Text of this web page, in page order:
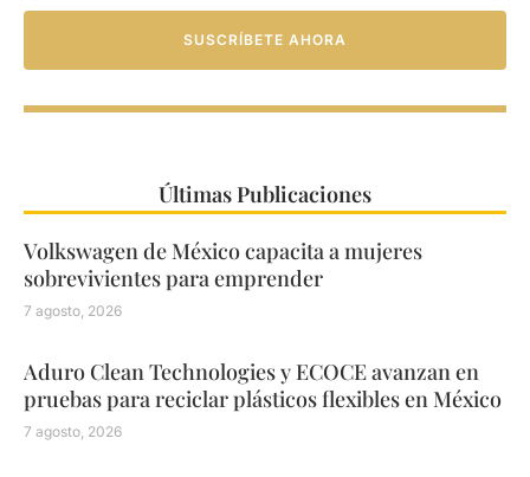
SUSCRÍBETE AHORA
Últimas Publicaciones
Volkswagen de México capacita a mujeres
sobrevivientes para emprender
7 agosto, 2026
Aduro Clean Technologies y ECOCE avanzan en
pruebas para reciclar plásticos flexibles en México
7 agosto, 2026